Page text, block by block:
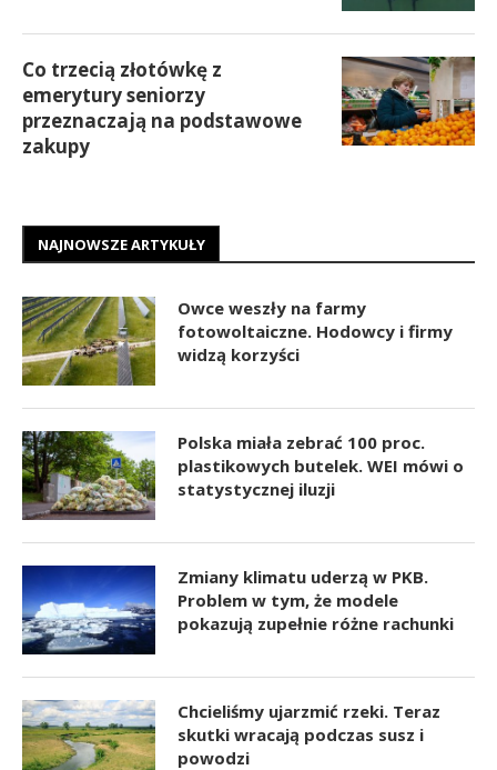
Co trzecią złotówkę z
emerytury seniorzy
przeznaczają na podstawowe
zakupy
NAJNOWSZE ARTYKUŁY
Owce weszły na farmy
fotowoltaiczne. Hodowcy i firmy
widzą korzyści
Polska miała zebrać 100 proc.
plastikowych butelek. WEI mówi o
statystycznej iluzji
Zmiany klimatu uderzą w PKB.
Problem w tym, że modele
pokazują zupełnie różne rachunki
Chcieliśmy ujarzmić rzeki. Teraz
skutki wracają podczas susz i
powodzi